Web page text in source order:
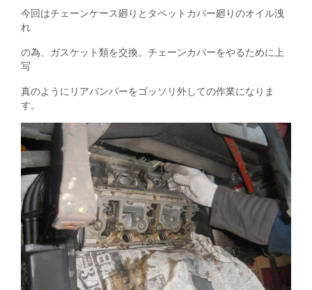
今回はチェーンケース廻りとタペットカバー廻りのオイル洩
れ
の為、ガスケット類を交換。チェーンカバーをやるために上
写
真のようにリアバンパーをゴッソリ外しての作業になりま
す。